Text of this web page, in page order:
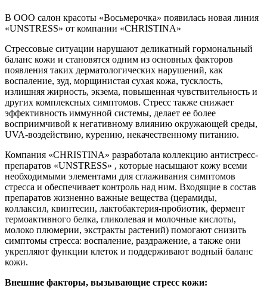
В ООО салон красоты «Восьмерочка» появилась новая линия
«UNSTRESS» от компании «CHRISTINA»
Стрессовые ситуации нарушают деликатный гормональный
баланс кожи и становятся одним из основных факторов
появления таких дерматологических нарушений, как
воспаление, зуд, морщинистая сухая кожа, тусклость,
излишняя жирность, экзема, повышенная чувствительность и
других комплексных симптомов. Стресс также снижает
эффективность иммунной системы, делает ее более
восприимчивой к негативному влиянию окружающей среды,
UVA-воздействию, курению, некачественному питанию.
Компания «CHRISTINA» разработала коллекцию антистресс-
препаратов «UNSTRESS» , которые насыщают кожу всеми
необходимыми элементами для сглаживания симптомов
стресса и обеспечивает контроль над ним. Входящие в состав
препаратов жизненно важные вещества (церамиды,
коллаксил, квинтесин, лактобактерия-пробиотик, фермент
термоактивного белка, гликолевая и молочные кислоты,
молоко плюмерии, экстракты растений) помогают снизить
симптомы стресса: воспаление, раздражение, а также они
укрепляют функции клеток и поддерживают водный баланс
кожи.
Внешние факторы, вызывающие стресс кожи: